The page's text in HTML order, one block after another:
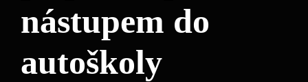
nástupem do
autoškoly